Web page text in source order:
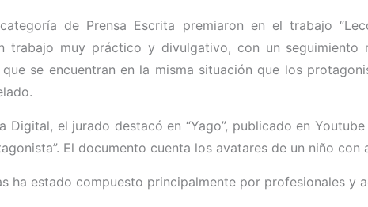
de Prensa Escrita premiaron en el trabajo
trabajo muy práctico y divulgativo, con un
se encuentran en la misma situación que los
Digital, el jurado destacó en “Yago”, publicado en
El documento cuenta los avatares de un niño
ha estado compuesto principalmente por profesionales y